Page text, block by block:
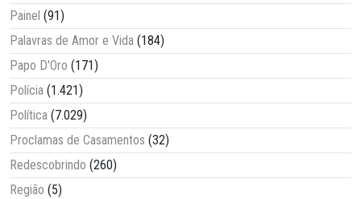
Painel (91)
Palavras de Amor e Vida (184)
Papo D'Oro (171)
Polícia (1.421)
Política (7.029)
Proclamas de Casamentos (32)
Redescobrindo (260)
Região (5)